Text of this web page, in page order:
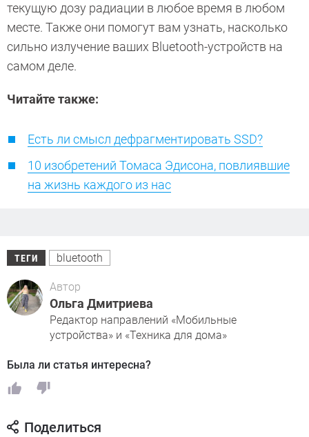
текущую дозу радиации в любое время в любом
месте. Также они помогут вам узнать, насколько
сильно излучение ваших Bluetooth-устройств на
самом деле.
Читайте также:
Есть ли смысл дефрагментировать SSD?
10 изобретений Томаса Эдисона, повлиявшие
на жизнь каждого из нас
ТЕГИ bluetooth
Автор
Ольга Дмитриева
Редактор направлений «Мобильные
устройства» и «Техника для дома»
Была ли статья интересна?
Поделиться